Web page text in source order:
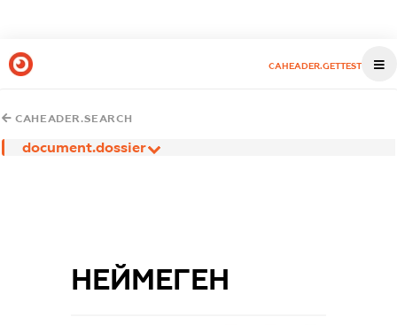
CAHEADER.GETTEST
CAHEADER.SEARCH
document.dossier
НЕЙМЕГЕН